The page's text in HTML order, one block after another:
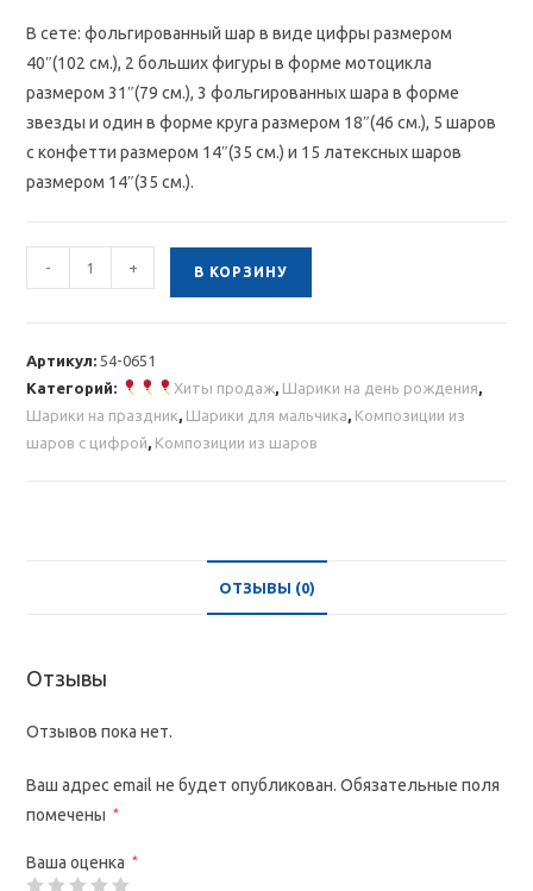
В сете: фольгированный шар в виде цифры размером
40″(102 см.), 2 больших фигуры в форме мотоцикла
размером 31″(79 см.), 3 фольгированных шара в форме
звезды и один в форме круга размером 18″(46 см.), 5 шаров
с конфетти размером 14″(35 см.) и 15 латексных шаров
размером 14″(35 см.).
Количество
товара
с
цифрой
- + В КОРЗИНУ
Артикул:54-0651
Категорий:
Хиты продаж, Шарики на день рождения,
Шарики на праздник, Шарики для мальчика, Композиции из
шаров с цифрой, Композиции из шаров
ОТЗЫВЫ (0)
Отзывы
Отзывов пока нет.
Ваш адрес email не будет опубликован. Обязательные поля
помечены
*
Ваша оценка *